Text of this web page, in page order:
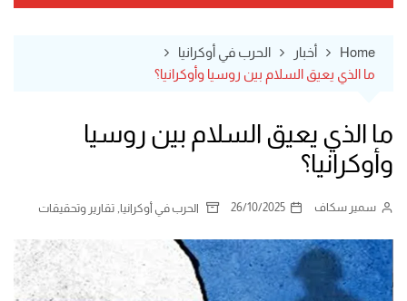
Home أخبار
الحرب في أوكرانيا
ما الذي يعيق السلام بين روسيا وأوكرانيا؟
ما الذي يعيق السلام بين روسيا
وأوكرانيا؟
سمير سكاف 26/10/2025 الحرب في أوكرانيا تقارير وتحقيقات